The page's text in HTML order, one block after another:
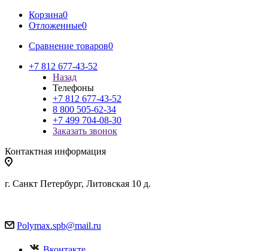
Корзина0
Отложенные0
Сравнение товаров0
+7 812 677-43-52
Назад
Телефоны
+7 812 677-43-52
8 800 505-62-34
+7 499 704-08-30
Заказать звонок
Контактная информация
г. Санкт Петербург, Литовская 10 д.
Polymax.spb@mail.ru